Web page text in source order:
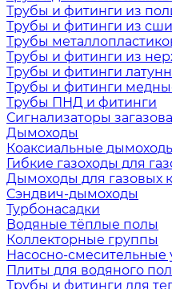
Трубы и фитинги из
Трубы и фитинги из
Трубы
Трубы и фитинги из
Трубы и фитинги
Трубы и фитинги
Трубы ПНД и фитинги
Сигнализаторы
Дымоходы
Коаксиальные
Гибкие газоходы для
Дымоходы для газовых
Сэндвич-дымоходы
Турбонасадки
Водяные тёплые полы
Коллекторные группы
Насосно-смесительные
Плиты для водяного
Трубы и фитинги для